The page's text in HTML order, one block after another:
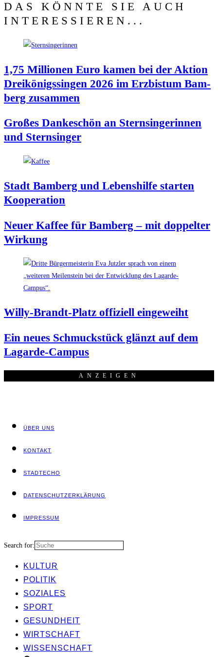
DAS KÖNNTE SIE AUCH
INTERESSIEREN...
1,75 Mil­lio­nen Euro kamen bei der Akti­on
Drei­kö­nigs­sin­gen 2026 im Erz­bis­tum Bam­
berg zusammen
Gro­ßes Dan­ke­schön an Stern­sin­ge­rin­nen
und Sternsinger
Stadt Bam­berg und Lebens­hil­fe star­ten
Kooperation
Neu­er Kaf­fee für Bam­berg – mit dop­pel­ter
Wirkung
Wil­ly-Brandt-Platz offi­zi­ell eingeweiht
Ein neu­es Schmuck­stück glänzt auf dem
Lagarde-Campus
ANZEI­GEN
ÜBER UNS
KON­TAKT
STADT­ECHO
DATEN­SCHUTZ­ER­KLÄ­RUNG
IMPRES­SUM
Search for:
KUL­TUR
POLI­TIK
SOZIA­LES
SPORT
GESUND­HEIT
WIRT­SCHAFT
WIS­SEN­SCHAFT